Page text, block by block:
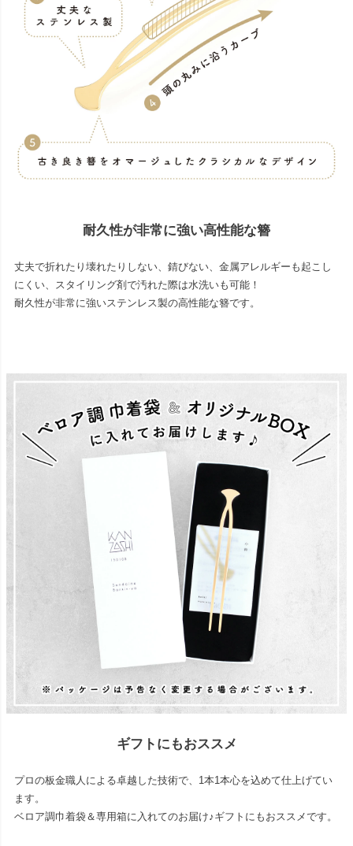
耐久性が非常に強い高性能な簪
丈夫で折れたり壊れたりしない、錆びない、金属アレルギーも起こし
にくい、スタイリング剤で汚れた際は水洗いも可能！
耐久性が非常に強いステンレス製の高性能な簪です。
ギフトにもおススメ
プロの板金職人による卓越した技術で、1本1本心を込めて仕上げてい
ます。
ベロア調巾着袋＆専用箱に入れてのお届け♪ギフトにもおススメです。